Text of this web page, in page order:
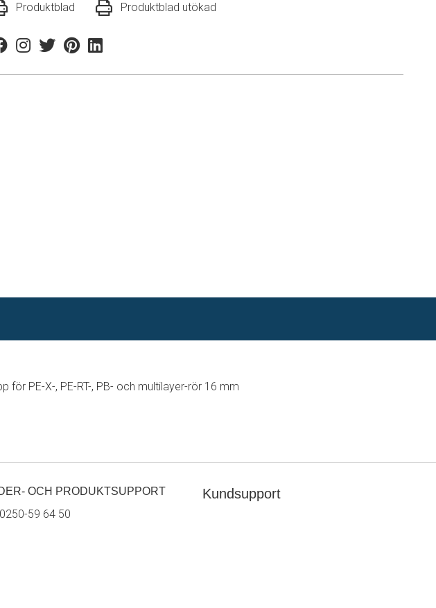
Produktblad Produktblad utökad
Instagram
TwitterPinterestLinkedin
för PE-X-, PE-RT-, PB- och multilayer-rör 16 mm
OCH PRODUKTSUPPORT
0250-59 64 50
Kundsupport